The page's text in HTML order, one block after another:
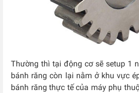
Thường thì tại động cơ sẽ setup 1
bánh răng còn lại nằm ở khu vực
bánh răng thực tế của máy phụ